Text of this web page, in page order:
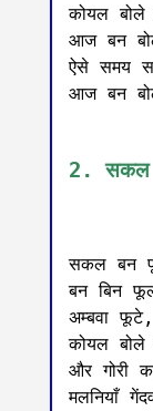
कोयल बोले
आज बन
ऐसे समय
आज बन
2. सकल
सकल बन
बन बिन
अम्बवा
कोयल बोले
और गोरी
मलनियाँ